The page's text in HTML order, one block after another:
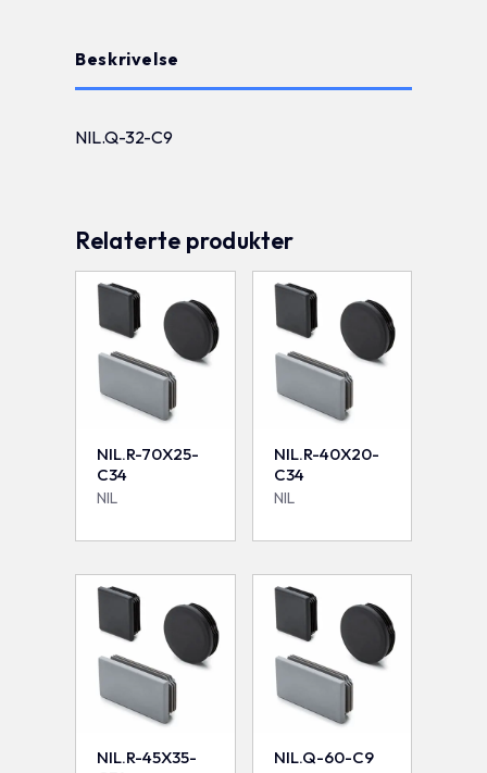
Beskrivelse
NIL.Q-32-C9
Relaterte produkter
NIL.R-70X25-
C34
NIL
NIL.R-40X20-
C34
NIL
NIL.R-45X35-
NIL.Q-60-C9